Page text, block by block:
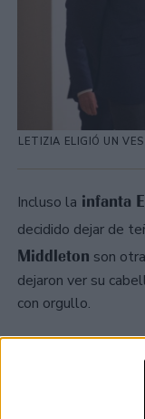
LETIZIA ELIGIÓ UN
Incluso la infanta
decidido dejar de
Middleton son
dejaron ver su
con orgullo.
TAMBIÉN TE